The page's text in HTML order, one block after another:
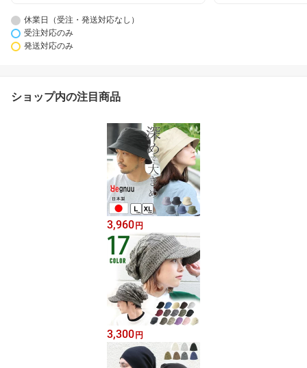
休業日（受注・発送対応なし）
受注対応のみ
発送対応のみ
ショップ内の注目商品
3,960円
3,300円